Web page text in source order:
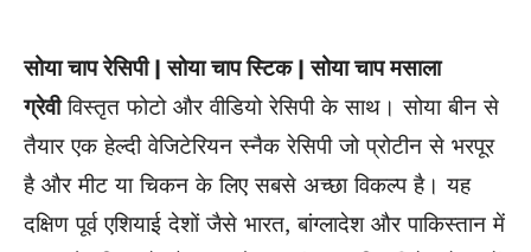
सोया चाप रेसिपी | सोया चाप स्टिक | सोया चाप मसाला
ग्रेवीविस्तृत फोटो और वीडियो रेसिपी के साथ। सोया बीन से
तैयार एक हेल्दी वेजिटेरियन स्नैक रेसिपी जो प्रोटीन से भरपूर
है और मीट या चिकन के लिए सबसे अच्छा विकल्प है। यह
दक्षिण पूर्व एशियाई देशों जैसे भारत, बांग्लादेश और पाकिस्तान में